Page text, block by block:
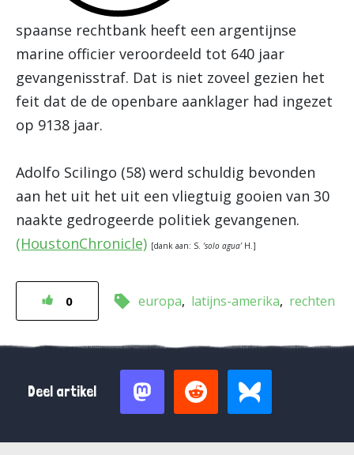
spaanse rechtbank heeft een argentijnse
marine officier veroordeeld tot 640 jaar
gevangenisstraf. Dat is niet zoveel gezien het
feit dat de de openbare aanklager had ingezet
op 9138 jaar.
Adolfo Scilingo (58) werd schuldig bevonden
aan het uit het uit een vliegtuig gooien van 30
naakte gedrogeerde politiek gevangenen.
(HoustonChronicle) [dank aan: S. ‘solo agua’H.]
0 europa latijns-amerika rechten
Deel artikel